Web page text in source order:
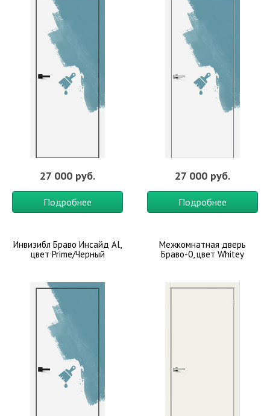
27 000 руб.
Подробнее
27 000 руб.
Подробнее
Инвизибл Браво Инсайд Al,
цвет Prime/Черный
Межкомнатная дверь
Браво-0, цвет Whitey